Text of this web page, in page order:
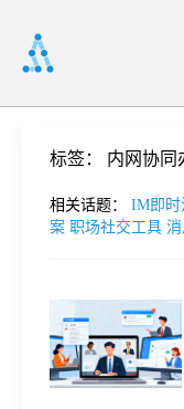
标签： 内网协同
相关话题： IM即时
案 职场社交工具